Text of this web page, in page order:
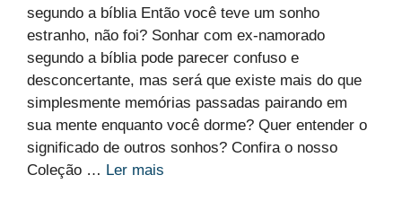
segundo a bíblia Então você teve um sonho
estranho, não foi? Sonhar com ex-namorado
segundo a bíblia pode parecer confuso e
desconcertante, mas será que existe mais do que
simplesmente memórias passadas pairando em
sua mente enquanto você dorme? Quer entender o
significado de outros sonhos? Confira o nosso
Coleção … Ler mais